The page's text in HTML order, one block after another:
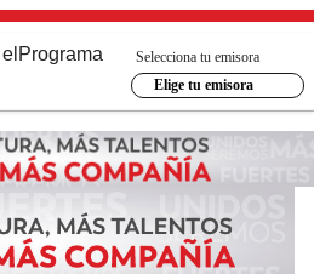
Programa
Selecciona tu emisora
Elige tu emisora